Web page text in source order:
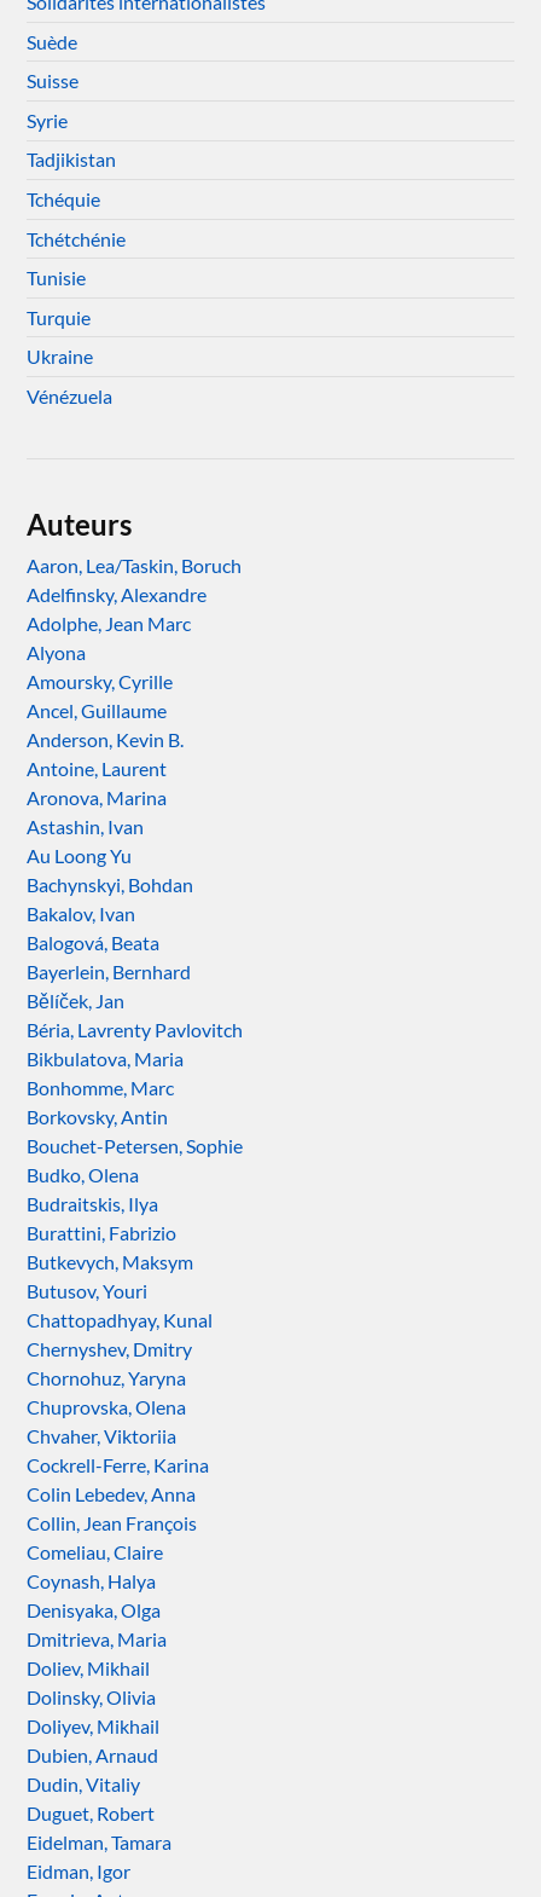
Suède
Suisse
Syrie
Tadjikistan
Tchéquie
Tchétchénie
Tunisie
Turquie
Ukraine
Vénézuela
Auteurs
Aaron, Lea/Taskin, Boruch
Adelfinsky, Alexandre
Adolphe, Jean Marc
Alyona
Amoursky, Cyrille
Ancel, Guillaume
Anderson, Kevin B.
Antoine, Laurent
Aronova, Marina
Astashin, Ivan
Au Loong Yu
Bachynskyi, Bohdan
Bakalov, Ivan
Balogová, Beata
Bayerlein, Bernhard
Bělíček, Jan
Béria, Lavrenty Pavlovitch
Bikbulatova, Maria
Bonhomme, Marc
Borkovsky, Antin
Bouchet-Petersen, Sophie
Budko, Olena
Budraitskis, Ilya
Burattini, Fabrizio
Butkevych, Maksym
Butusov, Youri
Chattopadhyay, Kunal
Chernyshev, Dmitry
Chornohuz, Yaryna
Chuprovska, Olena
Chvaher, Viktoriia
Cockrell-Ferre, Karina
Colin Lebedev, Anna
Collin, Jean François
Comeliau, Claire
Coynash, Halya
Denisyaka, Olga
Dmitrieva, Maria
Doliev, Mikhail
Dolinsky, Olivia
Doliyev, Mikhail
Dubien, Arnaud
Dudin, Vitaliy
Duguet, Robert
Eidelman, Tamara
Eidman, Igor